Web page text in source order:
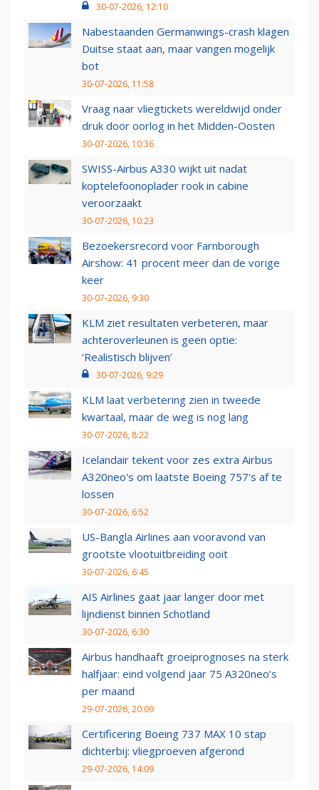
30-07-2026, 12:10
Nabestaanden Germanwings-crash klagen
Duitse staat aan, maar vangen mogelijk
bot
30-07-2026, 11:58
Vraag naar vliegtickets wereldwijd onder
druk door oorlog in het Midden-Oosten
30-07-2026, 10:36
SWISS-Airbus A330 wijkt uit nadat
koptelefoonoplader rook in cabine
veroorzaakt
30-07-2026, 10:23
Bezoekersrecord voor Farnborough
Airshow: 41 procent meer dan de vorige
keer
30-07-2026, 9:30
KLM ziet resultaten verbeteren, maar
achteroverleunen is geen optie:
‘Realistisch blijven’
30-07-2026, 9:29
KLM laat verbetering zien in tweede
kwartaal, maar de weg is nog lang
30-07-2026, 8:22
Icelandair tekent voor zes extra Airbus
A320neo's om laatste Boeing 757's af te
lossen
30-07-2026, 6:52
US-Bangla Airlines aan vooravond van
grootste vlootuitbreiding ooit
30-07-2026, 6:45
AIS Airlines gaat jaar langer door met
lijndienst binnen Schotland
30-07-2026, 6:30
Airbus handhaaft groeiprognoses na sterk
halfjaar: eind volgend jaar 75 A320neo’s
per maand
29-07-2026, 20:09
Certificering Boeing 737 MAX 10 stap
dichterbij: vliegproeven afgerond
29-07-2026, 14:09